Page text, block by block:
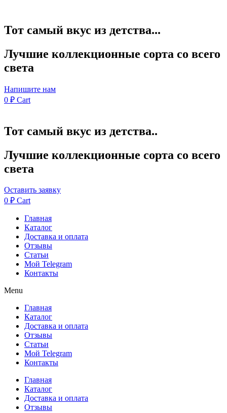
Тот самый вкус из детства...
Лучшие коллекционные сорта со всего
света
Напишите нам
0 ₽ Cart
Тот самый вкус из детства..
Лучшие коллекционные сорта со всего
света
Оставить заявку
0 ₽ Cart
Главная
Каталог
Доставка и оплата
Отзывы
Статьи
Мой Telegram
Контакты
Menu
Главная
Каталог
Доставка и оплата
Отзывы
Статьи
Мой Telegram
Контакты
Главная
Каталог
Доставка и оплата
Отзывы